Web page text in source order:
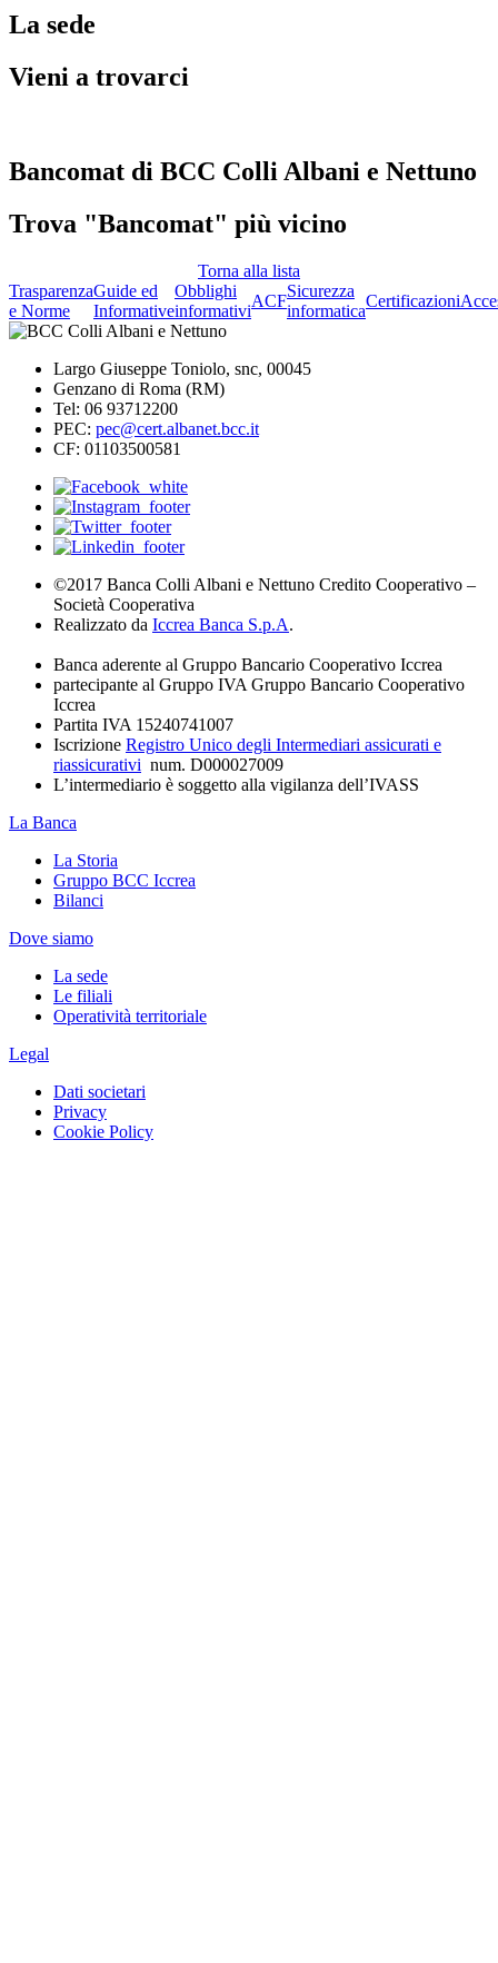
La sede
Vieni a trovarci
Bancomat di BCC Colli Albani e Nettuno
Trova "Bancomat" più vicino
Torna alla lista
Trasparenza
e Norme
Guide ed
Informative
Obblighi
informativi
ACF
Sicurezza
informatica
Certificazioni
Largo Giuseppe Toniolo, snc, 00045
Genzano di Roma (RM)
Tel: 06 93712200
PEC: pec@cert.albanet.bcc.it
CF: 01103500581
©2017 Banca Colli Albani e Nettuno Credito Cooperativo –
Società Cooperativa
Realizzato da Iccrea Banca S.p.A.
Banca aderente al Gruppo Bancario Cooperativo Iccrea
partecipante al Gruppo IVA Gruppo Bancario Cooperativo
Iccrea
Partita IVA 15240741007
Iscrizione Registro Unico degli Intermediari assicurati e
riassicurativi num. D000027009
L’intermediario è soggetto alla vigilanza dell’IVASS
La Banca
La Storia
Gruppo BCC Iccrea
Bilanci
Dove siamo
La sede
Le filiali
Operatività territoriale
Legal
Dati societari
Privacy
Cookie Policy